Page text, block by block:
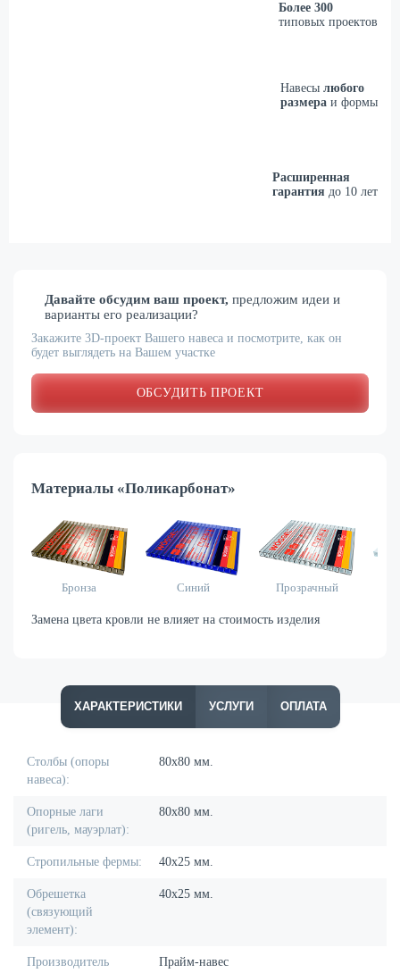
Более 300
типовых проектов
Навесы любого
размера и формы
Расширенная
гарантия до 10 лет
Давайте обсудим ваш проект, предложим идеи и
варианты его реализации?
Закажите 3D-проект Вашего навеса и посмотрите, как он
будет выглядеть на Вашем участке
ОБСУДИТЬ ПРОЕКТ
Материалы «Поликарбонат»
Бронза Синий Прозрачный
Замена цвета кровли не влияет на стоимость изделия
ХАРАКТЕРИСТИКИ УСЛУГИ ОПЛАТА
Столбы (опоры
навеса):
80х80 мм.
Опорные лаги
(ригель, мауэрлат):
80х80 мм.
Стропильные фермы: 40х25 мм.
Обрешетка
(связующий
элемент):
40х25 мм.
Производитель Прайм-навес